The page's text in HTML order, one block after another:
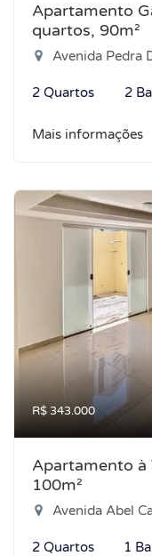
Apartamento
quartos, 90m²
Avenida Pedra
2 Quartos 2
Mais informações
R$ 343.000
Apartamento à
100m²
Avenida Abel
2 Quartos 1